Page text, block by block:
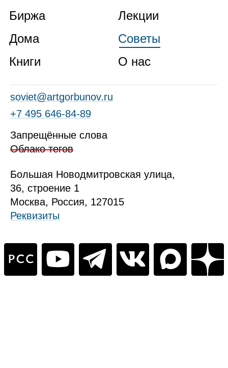
Биржа
Дома
Книги
Лекции
Советы
О нас
soviet@artgorbunov.ru
+7 495 646‑84‑89
Запрещённые слова
Облако тегов
Большая Новодмитровская улица,
36, строение 1
Москва, Россия, 127015
Реквизиты